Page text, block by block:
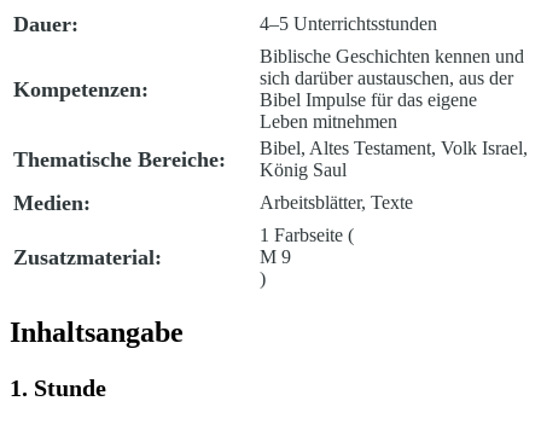
Dauer: 4–5 Unterrichtsstunden
Kompetenzen:
Biblische Geschichten kennen und
sich darüber austauschen, aus der
Bibel Impulse für das eigene
Leben mitnehmen
Thematische Bereiche:
Bibel, Altes Testament, Volk Israel,
König Saul
Medien: Arbeitsblätter, Texte
Zusatzmaterial:
1 Farbseite (
M 9
)
Inhaltsangabe
1. Stunde